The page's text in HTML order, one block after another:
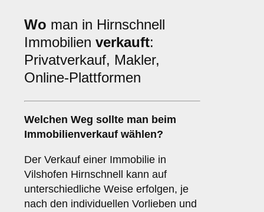
Wo man in Hirnschnell
Immobilien verkauft:
Privatverkauf, Makler,
Online-Plattformen
Welchen Weg sollte man beim
Immobilienverkauf wählen?
Der Verkauf einer Immobilie in
Vilshofen Hirnschnell kann auf
unterschiedliche Weise erfolgen, je
nach den individuellen Vorlieben und